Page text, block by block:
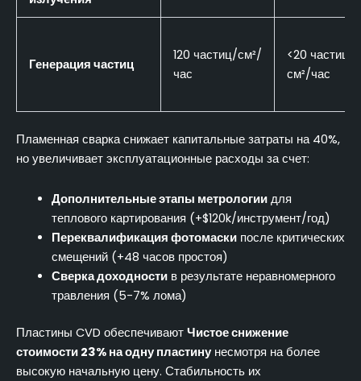
Генерация частиц
120 частиц/см²/
час
<20 частиц/
см²/час
Пламенная сварка снижает капитальные затраты на 40%,
но увеличивает эксплуатационные расходы за счет:
Дополнительные этапы метрологиидля
теплового картирования (+$120k/инструмент/год)
Переквалификация фотомаскипосле критических
смещений (+48 часов простоя)
Сверка доходностив результате неравномерного
травления (5-7% лома)
Пластины CVD обеспечивают Чистое снижение
стоимости 23% на одну пластину несмотря на более
высокую начальную цену. Стабильность их